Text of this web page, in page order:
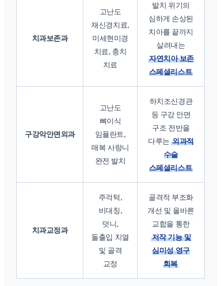
치과보존과
고난도
재신경치료,
미세현미경
치료, 충치
치료
발치 위기의
심하게 손상된
치아를 끝까지
살려내는
자연치아 보존
스페셜리스트
구강악안면외과
고난도
뼈이식
임플란트,
매복 사랑니
완전 발치
하치조신경관
등 구강 안면
구조 전반을
다루는외과적
수술
스페셜리스트
치과교정과
주걱턱,
비대칭,
덧니,
돌출입 치열
및 골격
교정
골격적 부조화
개선 및 올바른
교합을 통한
저작 기능 및
심미성 영구
회복